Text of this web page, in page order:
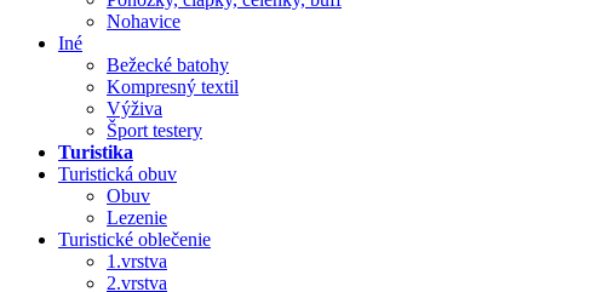
Nohavice
Iné
Bežecké batohy
Kompresný textil
Výživa
Šport testery
Turistika
Turistická obuv
Obuv
Lezenie
Turistické oblečenie
1.vrstva
2.vrstva